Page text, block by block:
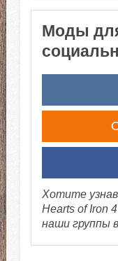
Моды
Хотите
Hearts of Iron
наши группы